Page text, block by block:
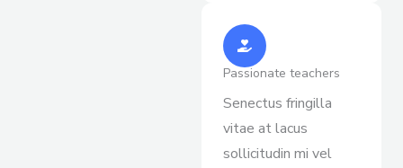
Passionate teachers
Senectus fringilla
vitae at lacus
sollicitudin mi vel